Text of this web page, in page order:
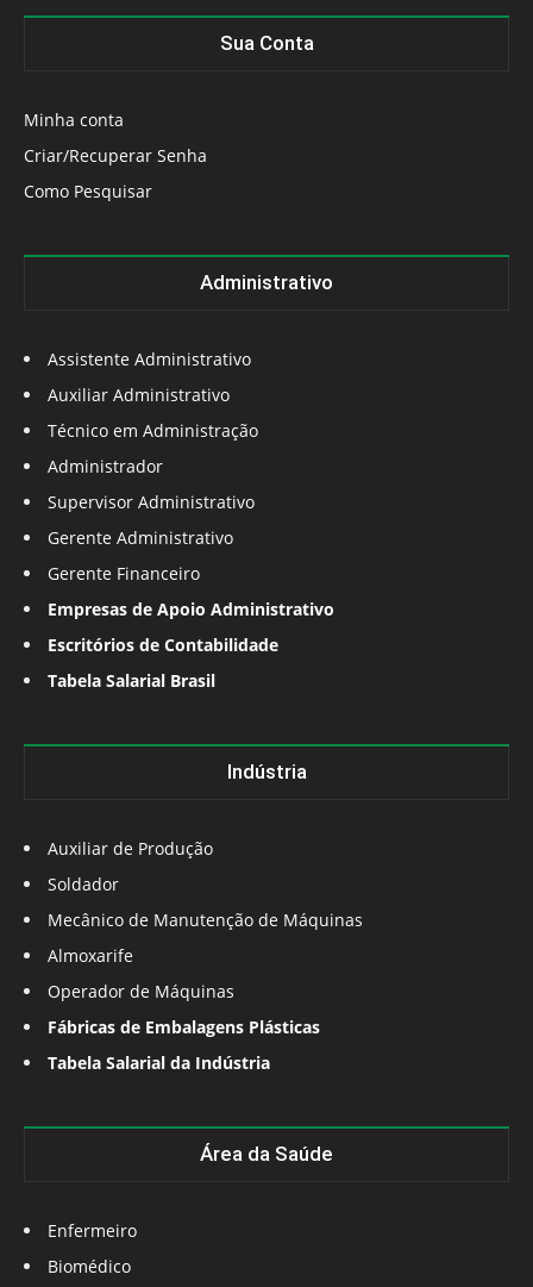
Sua Conta
Minha conta
Criar/Recuperar Senha
Como Pesquisar
Administrativo
Assistente Administrativo
Auxiliar Administrativo
Técnico em Administração
Administrador
Supervisor Administrativo
Gerente Administrativo
Gerente Financeiro
Empresas de Apoio Administrativo
Escritórios de Contabilidade
Tabela Salarial Brasil
Indústria
Auxiliar de Produção
Soldador
Mecânico de Manutenção de Máquinas
Almoxarife
Operador de Máquinas
Fábricas de Embalagens Plásticas
Tabela Salarial da Indústria
Área da Saúde
Enfermeiro
Biomédico